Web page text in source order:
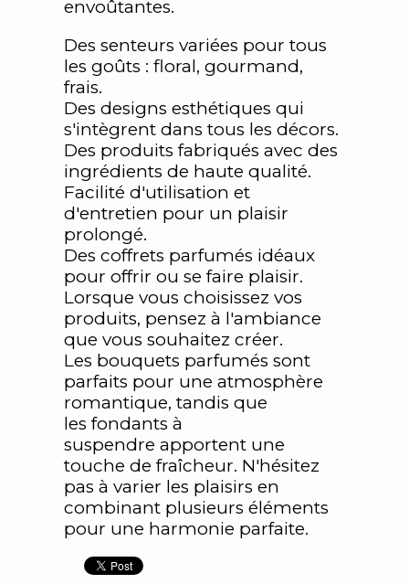
envoûtantes.
Des senteurs variées pour tous
les goûts : floral, gourmand,
frais.
Des designs esthétiques qui
s'intègrent dans tous les décors.
Des produits fabriqués avec des
ingrédients de haute qualité.
Facilité d'utilisation et
d'entretien pour un plaisir
prolongé.
Des coffrets parfumés idéaux
pour offrir ou se faire plaisir.
Lorsque vous choisissez vos
produits, pensez à l'ambiance
que vous souhaitez créer.
Les bouquets parfumés sont
parfaits pour une atmosphère
romantique, tandis que
les fondants à
suspendre apportent une
touche de fraîcheur. N'hésitez
pas à varier les plaisirs en
combinant plusieurs éléments
pour une harmonie parfaite.